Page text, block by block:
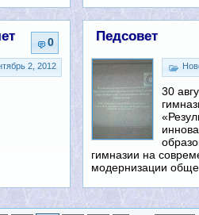
0
2, 2012
Педсовет
30
гимназии на
модернизации